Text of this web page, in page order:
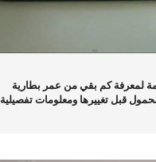
لمعرفة كم بقي من عمر بطارية
قبل تغييرها ومعلومات تفصيلية